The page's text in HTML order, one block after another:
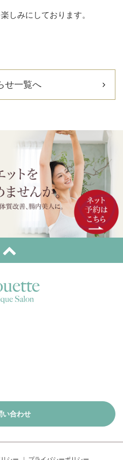
しみにしております。
せ一覧へ
い合わせ